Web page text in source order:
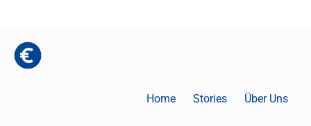
Home Stories Über Uns